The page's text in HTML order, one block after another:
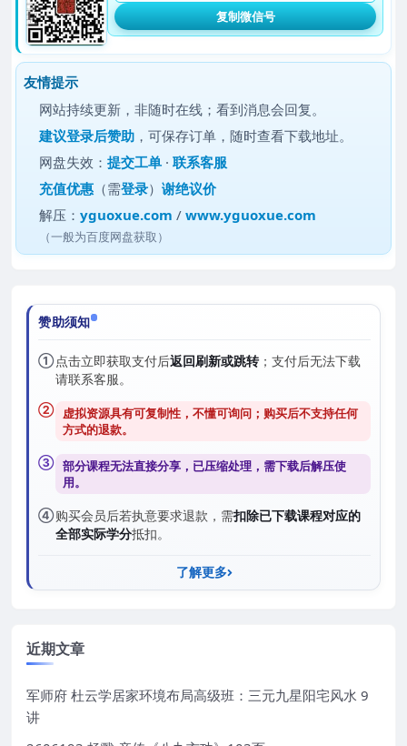
复制微信号
友情提示
网站持续更新，非随时在线；看到消息会回复。
建议登录后赞助 ，可保存订单，随时查看下载地址。
网盘失效：提交工单 ·联系客服
充值优惠 （需登录）谢绝议价
解压：yguoxue.com /www.yguoxue.com
（一般为百度网盘获取）
赞助须知
①点击立即获取支付后返回刷新或跳转；支付后无法下载
请联系客服。
② 虚拟资源具有可复制性，不懂可询问；购买后不支持任何
方式的退款。
③ 部分课程无法直接分享，已压缩处理，需下载后解压使
用。
④购买会员后若执意要求退款，需扣除已下载课程对应的
全部实际学分抵扣。
了解更多
近期文章
军师府 杜云学居家环境布局高级班：三元九星阳宅风水 9
讲